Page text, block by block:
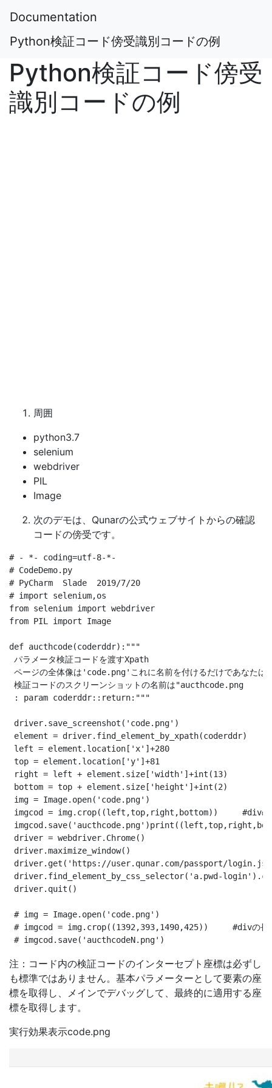
Documentation
Python検証コード傍受識別コードの例
Python検証コード傍受
識別コードの例
周囲
python3.7
selenium
webdriver
PIL
Image
次のデモは、Qunarの公式ウェブサイトからの確認
コードの傍受です。
# - *- coding=utf-8-*-
# CodeDemo.py
# PyCharm  Slade  2019/7/20
# import selenium,os
from selenium import webdriver
from PIL import Image
def aucthcode(coderddr):"""
パラメータ検証コードを渡すXpath
ページの全体像は'code.png'これに名前を付けるだけであなたは
検証コードのスクリーンショットの名前は"aucthcode.png
: param coderddr::return:"""
driver.save_screenshot('code.png')
element = driver.find_element_by_xpath(coderddr)    #検
left = element.location['x']+280
top = element.location['y']+81
right = left + element.size['width']+int(13)
bottom = top + element.size['height']+int(2)
img = Image.open('code.png')
imgcod = img.crop((left,top,right,bottom))     #divの長さ
driver = webdriver.Chrome()
driver.maximize_window()
driver.get('https://user.qunar.com/passport/
driver.find_element_by_css_selector('a.pwd-
driver.quit()
# img = Image.open('code.png')
# imgcod = img.crop((1392,393,1490,425))     #divの長さ
注：コード内の検証コードのインターセプト座標は必ずし
も標準ではありません。基本パラメーターとして要素の座
標を取得し、メインでデバッグして、最終的に適用する座
標を取得します。
実行効果表示code.png